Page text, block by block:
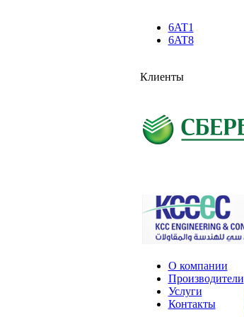
6AT1
6AT8
Клиенты
О компании
Производители
Услуги
Контакты